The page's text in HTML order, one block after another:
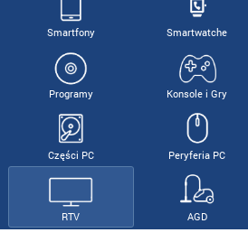
Smartfony Smartwatche
Programy Konsole i Gry
Części PC Peryferia PC
RTV AGD